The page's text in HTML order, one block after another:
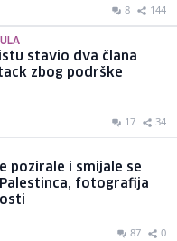
8 144
stavio dva člana
zbog podrške
17 34
pozirale i smijale se
fotografija
87 0